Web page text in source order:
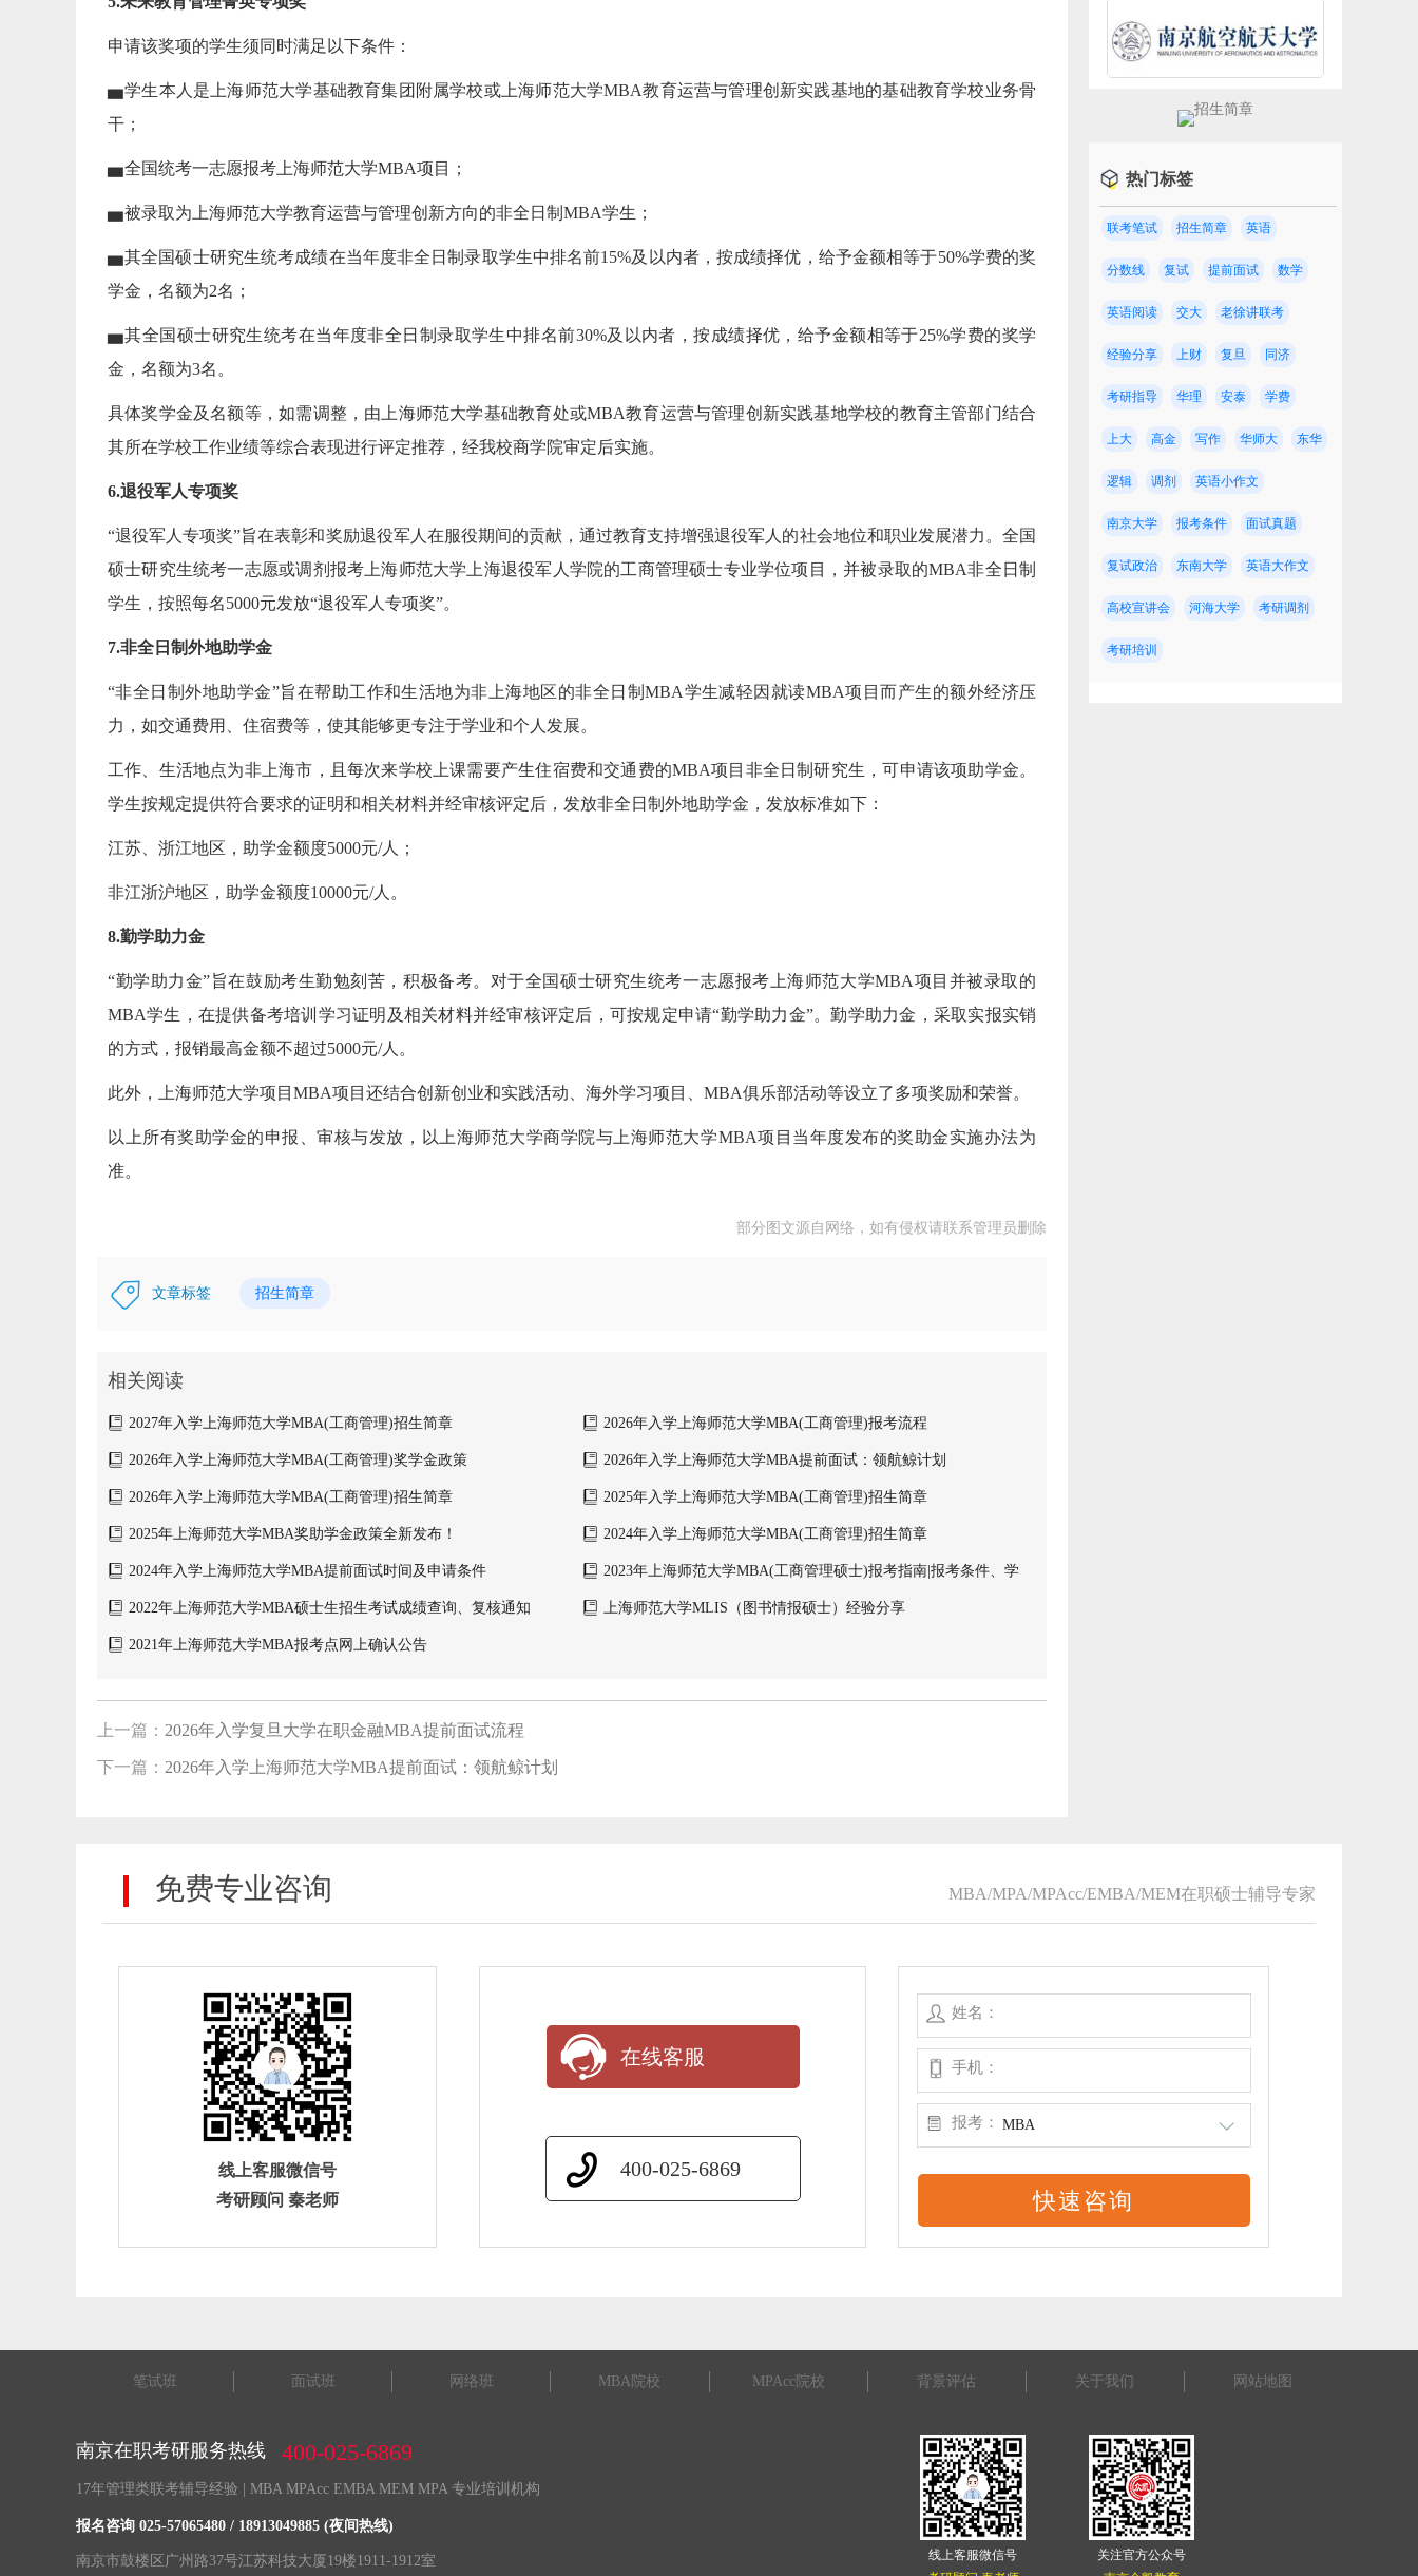
申请该奖项的学生须同时满足以下条件：
▅学生本人是上海师范大学基础教育集团附属学校或上海师范大学MBA教育运营与管理创新实践基地的基础教育学校业务骨
干；
▅全国统考一志愿报考上海师范大学MBA项目；
▅被录取为上海师范大学教育运营与管理创新方向的非全日制MBA学生；
▅其全国硕士研究生统考成绩在当年度非全日制录取学生中排名前15%及以内者，按成绩择优，给予金额相等于50%学费的奖
学金，名额为2名；
▅其全国硕士研究生统考在当年度非全日制录取学生中排名前30%及以内者，按成绩择优，给予金额相等于25%学费的奖学
金，名额为3名。
具体奖学金及名额等，如需调整，由上海师范大学基础教育处或MBA教育运营与管理创新实践基地学校的教育主管部门结合
其所在学校工作业绩等综合表现进行评定推荐，经我校商学院审定后实施。
6.退役军人专项奖
“退役军人专项奖”旨在表彰和奖励退役军人在服役期间的贡献，通过教育支持增强退役军人的社会地位和职业发展潜力。全国
硕士研究生统考一志愿或调剂报考上海师范大学上海退役军人学院的工商管理硕士专业学位项目，并被录取的MBA非全日制
学生，按照每名5000元发放“退役军人专项奖”。
7.非全日制外地助学金
“非全日制外地助学金”旨在帮助工作和生活地为非上海地区的非全日制MBA学生减轻因就读MBA项目而产生的额外经济压
力，如交通费用、住宿费等，使其能够更专注于学业和个人发展。
工作、生活地点为非上海市，且每次来学校上课需要产生住宿费和交通费的MBA项目非全日制研究生，可申请该项助学金。
学生按规定提供符合要求的证明和相关材料并经审核评定后，发放非全日制外地助学金，发放标准如下：
江苏、浙江地区，助学金额度5000元/人；
非江浙沪地区，助学金额度10000元/人。
8.勤学助力金
“勤学助力金”旨在鼓励考生勤勉刻苦，积极备考。对于全国硕士研究生统考一志愿报考上海师范大学MBA项目并被录取的
MBA学生，在提供备考培训学习证明及相关材料并经审核评定后，可按规定申请“勤学助力金”。勤学助力金，采取实报实销
的方式，报销最高金额不超过5000元/人。
此外，上海师范大学项目MBA项目还结合创新创业和实践活动、海外学习项目、MBA俱乐部活动等设立了多项奖励和荣誉。
以上所有奖助学金的申报、审核与发放，以上海师范大学商学院与上海师范大学MBA项目当年度发布的奖助金实施办法为
准。
部分图文源自网络，如有侵权请联系管理员删除
文章标签 招生简章
相关阅读
2027年入学上海师范大学MBA(工商管理)招生简章 2026年入学上海师范大学MBA(工商管理)报考流程
2026年入学上海师范大学MBA(工商管理)奖学金政策 2026年入学上海师范大学MBA提前面试：领航鲸计划
2026年入学上海师范大学MBA(工商管理)招生简章 2025年入学上海师范大学MBA(工商管理)招生简章
2025年上海师范大学MBA奖助学金政策全新发布！ 2024年入学上海师范大学MBA(工商管理)招生简章
2024年入学上海师范大学MBA提前面试时间及申请条件
2023年上海师范大学MBA(工商管理硕士)报考指南|报考条件、学
费、提前面试等
2022年上海师范大学MBA硕士生招生考试成绩查询、复核通知 上海师范大学MLIS（图书情报硕士）经验分享
2021年上海师范大学MBA报考点网上确认公告
上一篇： 2026年入学复旦大学在职金融MBA提前面试流程
下一篇： 2026年入学上海师范大学MBA提前面试：领航鲸计划
热门标签
联考笔试 招生简章 英语
分数线 复试 提前面试 数学
英语阅读 交大 老徐讲联考
经验分享 上财 复旦 同济
考研指导 华理 安泰 学费
上大 高金 写作 华师大 东华
逻辑 调剂 英语小作文
南京大学 报考条件 面试真题
复试政治 东南大学 英语大作文
高校宣讲会 河海大学 考研调剂
考研培训
免费专业咨询 MBA/MPA/MPAcc/EMBA/MEM在职硕士辅导专家
线上客服微信号
考研顾问 秦老师
在线客服
400-025-6869
姓名：
手机：
报考： MBA
笔试班 面试班 网络班 MBA院校 MPAcc院校 背景评估 关于我们 网站地图
南京在职考研服务热线 400-025-6869
17年管理类联考辅导经验 | MBA MPAcc EMBA MEM MPA 专业培训机构
报名咨询 025-57065480 / 18913049885 (夜间热线)
南京市鼓楼区广州路37号江苏科技大厦19楼1911-1912室
线上客服微信号
关注官方公众号